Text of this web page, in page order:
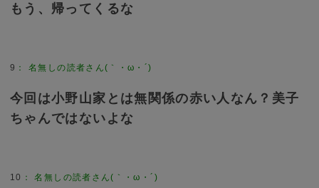
もう、帰ってくるな
9 ：名無しの読者さん(｀・ω・´)
今回は小野山家とは無関係の赤い人なん？美子
ちゃんではないよな
10 ：名無しの読者さん(｀・ω・´)